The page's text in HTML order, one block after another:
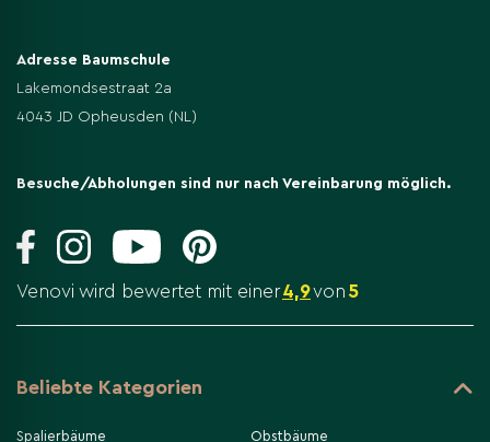
Adresse Baumschule
Lakemondsestraat 2a
4043 JD Opheusden (NL)
Besuche/Abholungen sind nur nach Vereinbarung möglich.
Venovi wird bewertet mit einer4,9von 5
Beliebte Kategorien
Spalierbäume Obstbäume